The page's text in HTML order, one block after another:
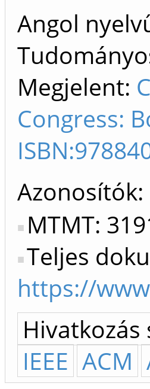
Angol
Megjelent:
Congress:
Azonosítók
MTMT:
Teljes
https://
Hivatkozás
IEEE ACM